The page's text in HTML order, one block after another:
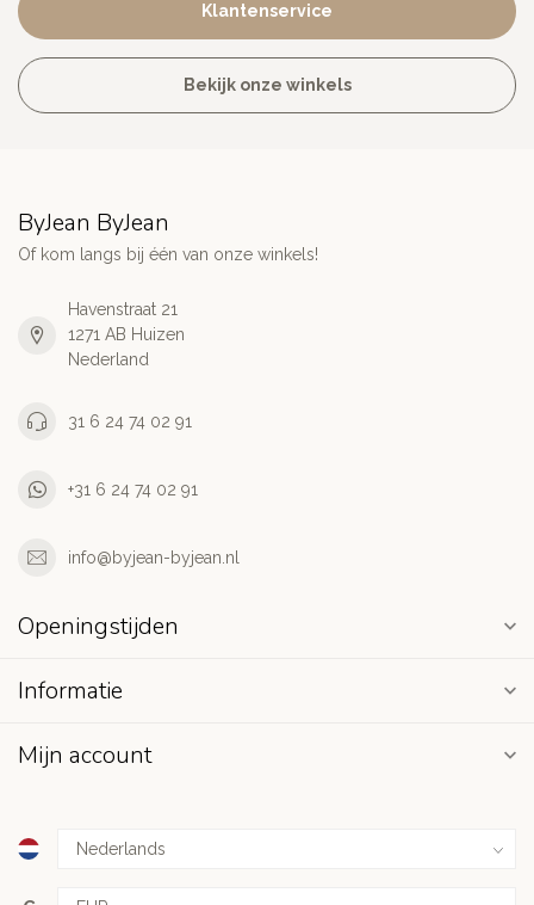
Klantenservice
Bekijk onze winkels
ByJean ByJean
Of kom langs bij één van onze winkels!
Havenstraat 21
1271 AB Huizen
Nederland
31 6 24 74 02 91
+31 6 24 74 02 91
info@byjean-byjean.nl
Openingstijden
Informatie
Mijn account